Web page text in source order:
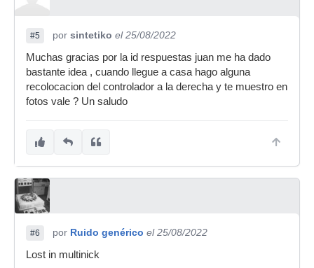
#5 por sintetiko el 25/08/2022
Muchas gracias por la id respuestas juan me ha dado
bastante idea , cuando llegue a casa hago alguna
recolocacion del controlador a la derecha y te muestro en
fotos vale ? Un saludo
#6 por Ruido genérico el 25/08/2022
Lost in multinick